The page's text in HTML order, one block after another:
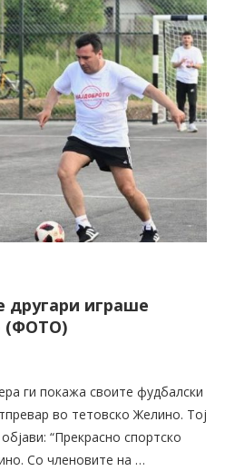
другари играше
(ФОТО)
ги покажа своите фудбалски
во тетовско Желино. Тој
“Прекрасно спортско
Со членовите на …